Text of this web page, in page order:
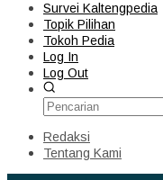
Survei Kaltengpedia
Topik Pilihan
Tokoh Pedia
Log In
Log Out
Redaksi
Tentang Kami